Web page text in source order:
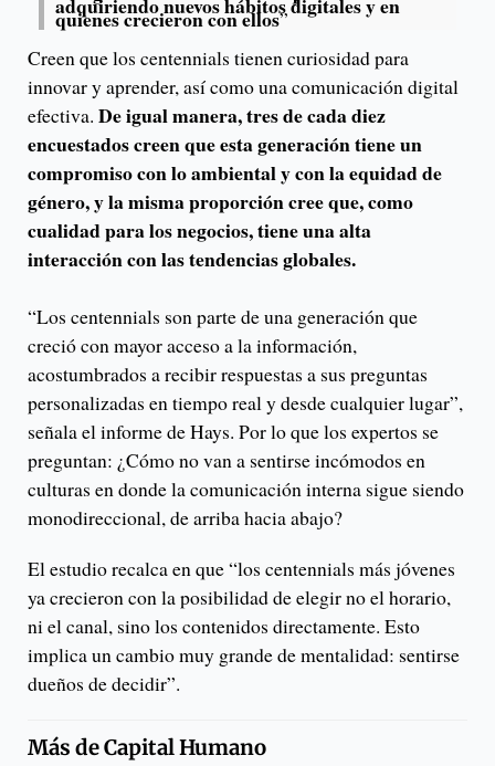
adquiriendo nuevos hábitos digitales y en
quienes crecieron con ellos”
Creen que los centennials tienen curiosidad para
innovar y aprender, así como una comunicación digital
efectiva. De igual manera, tres de cada diez
encuestados creen que esta generación tiene un
compromiso con lo ambiental y con la equidad de
género, y la misma proporción cree que, como
cualidad para los negocios, tiene una alta
interacción con las tendencias globales.
“Los centennials son parte de una generación que
creció con mayor acceso a la información,
acostumbrados a recibir respuestas a sus preguntas
personalizadas en tiempo real y desde cualquier lugar”,
señala el informe de Hays. Por lo que los expertos se
preguntan: ¿Cómo no van a sentirse incómodos en
culturas en donde la comunicación interna sigue siendo
monodireccional, de arriba hacia abajo?
El estudio recalca en que “los centennials más jóvenes
ya crecieron con la posibilidad de elegir no el horario,
ni el canal, sino los contenidos directamente. Esto
implica un cambio muy grande de mentalidad: sentirse
dueños de decidir”.
Más deCapital Humano